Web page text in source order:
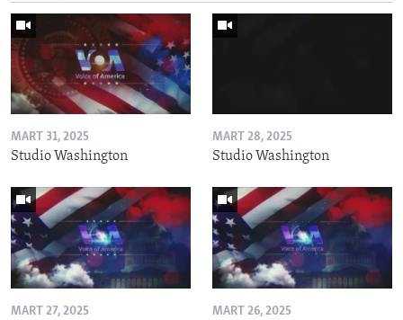
MART 31, 2025
Studio Washington
MART 28, 2025
Studio Washington
MART 27, 2025 MART 26, 2025